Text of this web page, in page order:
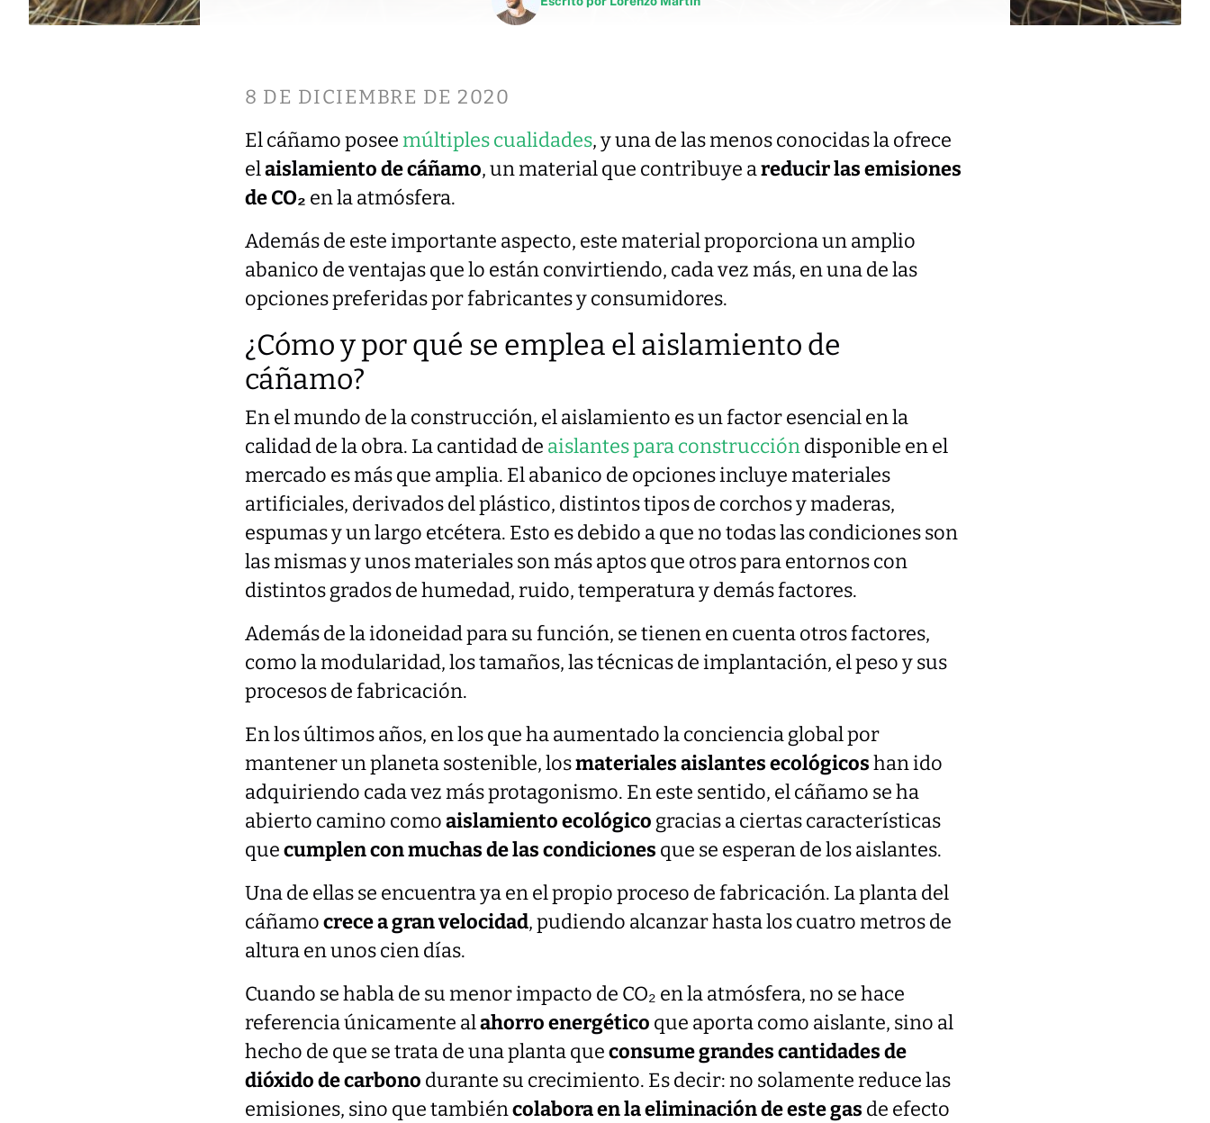
8 DE DICIEMBRE DE 2020
El cáñamo poseemúltiples cualidades, y una de las menos conocidas la ofrece
elaislamiento de cáñamo, un material que contribuye areducir las emisiones
de CO₂ en la atmósfera.
Además de este importante aspecto, este material proporciona un amplio
abanico de ventajas que lo están convirtiendo, cada vez más, en una de las
opciones preferidas por fabricantes y consumidores.
¿Cómo y por qué se emplea el aislamiento de
cáñamo?
En el mundo de la construcción, el aislamiento es un factor esencial en la
calidad de la obra. La cantidad de aislantes para construccióndisponible en el
mercado es más que amplia. El abanico de opciones incluye materiales
artificiales, derivados del plástico, distintos tipos de corchos y maderas,
espumas y un largo etcétera. Esto es debido a que no todas las condiciones son
las mismas y unos materiales son más aptos que otros para entornos con
distintos grados de humedad, ruido, temperatura y demás factores.
Además de la idoneidad para su función, se tienen en cuenta otros factores,
como la modularidad, los tamaños, las técnicas de implantación, el peso y sus
procesos de fabricación.
En los últimos años, en los que ha aumentado la conciencia global por
mantener un planeta sostenible, losmateriales aislantes ecológicoshan ido
adquiriendo cada vez más protagonismo. En este sentido, el cáñamo se ha
abierto camino comoaislamiento ecológico gracias a ciertas características
quecumplen con muchas de las condiciones que se esperan de los aislantes.
Una de ellas se encuentra ya en el propio proceso de fabricación. La planta del
cáñamocrece a gran velocidad, pudiendo alcanzar hasta los cuatro metros de
altura en unos cien días.
Cuando se habla de su menor impacto de CO₂ en la atmósfera, no se hace
referencia únicamente alahorro energético que aporta como aislante, sino al
hecho de que se trata de una planta queconsume grandes cantidades de
dióxido de carbono durante su crecimiento. Es decir: no solamente reduce las
emisiones, sino que tambiéncolabora en la eliminación de este gas de efecto